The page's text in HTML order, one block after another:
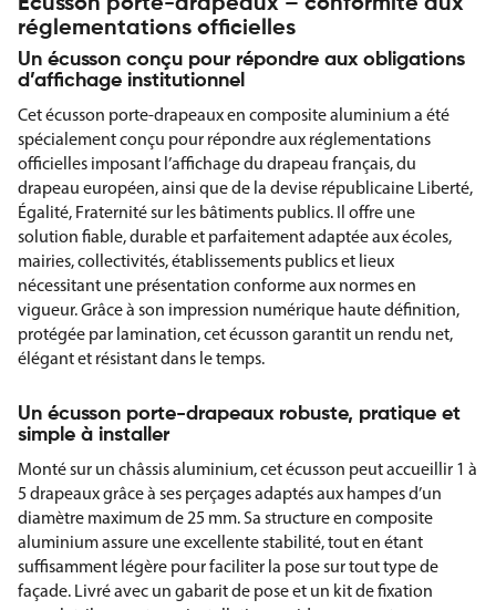
Écusson porte-drapeaux – conformité aux
réglementations officielles
Un écusson conçu pour répondre aux obligations
d’affichage institutionnel
Cet écusson porte-drapeaux en composite aluminium a été
spécialement conçu pour répondre aux réglementations
officielles imposant l’affichage du drapeau français, du
drapeau européen, ainsi que de la devise républicaine Liberté,
Égalité, Fraternité sur les bâtiments publics. Il offre une
solution fiable, durable et parfaitement adaptée aux écoles,
mairies, collectivités, établissements publics et lieux
nécessitant une présentation conforme aux normes en
vigueur. Grâce à son impression numérique haute définition,
protégée par lamination, cet écusson garantit un rendu net,
élégant et résistant dans le temps.
Un écusson porte-drapeaux robuste, pratique et
simple à installer
Monté sur un châssis aluminium, cet écusson peut accueillir 1 à
5 drapeaux grâce à ses perçages adaptés aux hampes d’un
diamètre maximum de 25 mm. Sa structure en composite
aluminium assure une excellente stabilité, tout en étant
suffisamment légère pour faciliter la pose sur tout type de
façade. Livré avec un gabarit de pose et un kit de fixation